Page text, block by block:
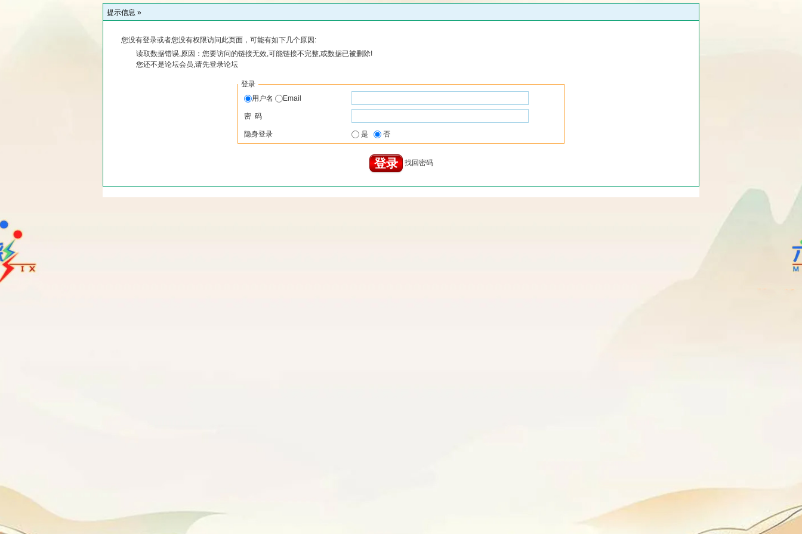
提示信息 »
您没有登录或者您没有权限访问此页面，可能有如下几个原因:
读取数据错误,原因：您要访问的链接无效,可能链接不完整,或数据已被删除!
您还不是论坛会员,请先登录论坛
登录
用户名
Email
密 码
隐身登录 是 否
找回密码